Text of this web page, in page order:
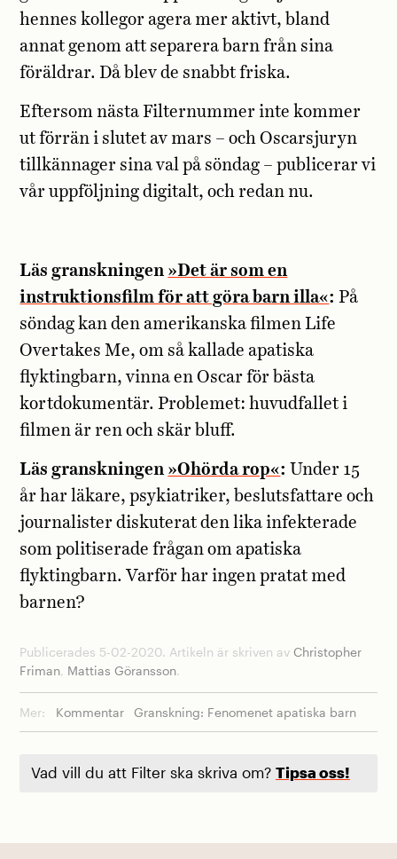
hennes kollegor agera mer aktivt, bland
annat genom att separera barn från sina
föräldrar. Då blev de snabbt friska.
Eftersom nästa Filternummer inte kommer
ut förrän i slutet av mars – och Oscarsjuryn
tillkännager sina val på söndag – publicerar vi
vår uppföljning digitalt, och redan nu.
Läs granskningen »Det är som en
instruktionsfilm för att göra barn illa«: På
söndag kan den amerikanska filmen Life
Overtakes Me, om så kallade apatiska
flyktingbarn, vinna en Oscar för bästa
kortdokumentär. Problemet: huvudfallet i
filmen är ren och skär bluff.
Läs granskningen »Ohörda rop«: Under 15
år har läkare, psykiatriker, beslutsfattare och
journalister diskuterat den lika infekterade
som politiserade frågan om apatiska
flyktingbarn. Varför har ingen pratat med
barnen?
Publicerades 5-02-2020. Artikeln är skriven avChristopher
Friman, Mattias Göransson.
Mer: Kommentar Granskning: Fenomenet apatiska barn
Vad vill du att Filter ska skriva om? Tipsa oss!